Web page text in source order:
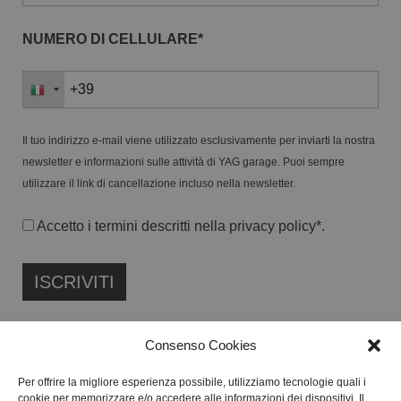
Consenso Cookies
Per offrire la migliore esperienza possibile, utilizziamo tecnologie quali i
cookie per memorizzare e/o accedere alle informazioni dei dispositivi. Il
NUMERO DI CELLULARE*
Il tuo indirizzo e-mail viene utilizzato esclusivamente per inviarti la nostra
newsletter e informazioni sulle attività di YAG garage. Puoi sempre
utilizzare il link di cancellazione incluso nella newsletter.
Accetto i termini descritti nella privacy policy*.